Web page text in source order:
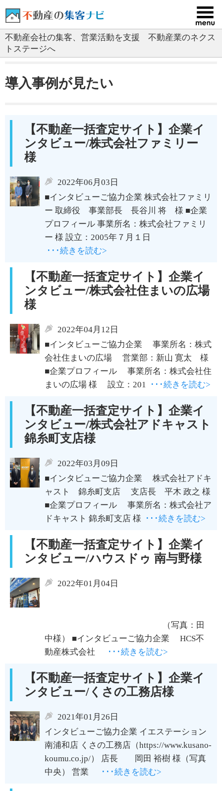
ン
テ
ン
ス
キ
不動産会社の集客、営業活動を支援 不動産業のネクス
トステージへ
導入事例が見たい
【不動産一括査定サイト】企業イ
ンタビュー/株式会社ファミリー
様
2022年06月03日
■インタビューご協力企業 株式会社ファミリ
ー 取締役 事業部長 長谷川 将 様 ■企業
プロフィール 事業所名：株式会社ファミリ
ー 様 設立：2005年７月１日
･･･続きを読む>
【不動産一括査定サイト】企業イ
ンタビュー/株式会社住まいの広場
様
2022年04月12日
■インタビューご協力企業 事業所名：株式
会社住まいの広場 営業部：新山 寛太 様
■企業プロフィール 事業所名：株式会社住
まいの広場 様 設立：201
･･･続きを読む>
【不動産一括査定サイト】企業イ
ンタビュー/株式会社アドキャスト
錦糸町支店様
2022年03月09日
■インタビューご協力企業 株式会社アドキ
ャスト 錦糸町支店 支店長 平木 政之 様
■企業プロフィール 事業所名：株式会社ア
ドキャスト 錦糸町支店 様
･･･続きを読む>
【不動産一括査定サイト】企業イ
ンタビュー/ハウスドゥ 南与野様
2022年01月04日
（写真：田
中様） ■インタビューご協力企業 HCS不
動産株式会社
･･･続きを読む>
【不動産一括査定サイト】企業イ
ンタビュー/くさの工務店様
2021年01月26日
インタビューご協力企業 イエステーション
南浦和店 くさの工務店（https://www.kusano-
koumu.co.jp/） 店長 岡田 裕樹 様（写真
中央） 営業
･･･続きを読む>